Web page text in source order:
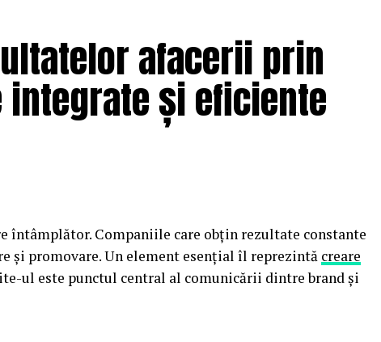
afacerii prin
și eficiente
întâmplător. Companiile care obțin rezultate constante
și promovare. Un element esențial îl reprezintă creare
ul este punctul central al comunicării dintre brand și